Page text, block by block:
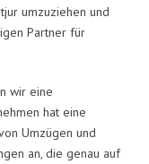
umzuziehen und
Partner für
wir eine
hat eine
Umzügen und
an, die genau auf